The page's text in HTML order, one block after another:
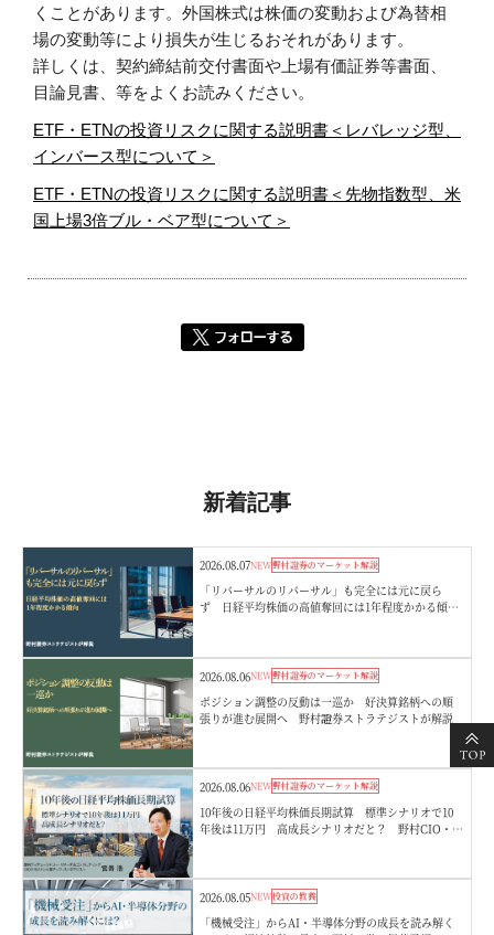
くことがあります。外国株式は株価の変動および為替相
場の変動等により損失が生じるおそれがあります。
詳しくは、契約締結前交付書面や上場有価証券等書面、
目論見書、等をよくお読みください。
ETF・ETNの投資リスクに関する説明書＜レバレッジ型、
インバース型について＞
ETF・ETNの投資リスクに関する説明書＜先物指数型、米
国上場3倍ブル・ベア型について＞
新着記事
2026.08.07NEW野村證券のマーケット解説
「リバーサルのリバーサル」も完全には元に戻ら
ず 日経平均株価の高値奪回には1年程度かかる傾
2026.08.06NEW野村證券のマーケット解説
ポジション調整の反動は一巡か 好決算銘柄への順
張りが進む展開へ 野村證券ストラテジストが解説
2026.08.06NEW野村證券のマーケット解説
10年後の日経平均株価長期試算 標準シナリオで10
年後は11万円 高成長シナリオだと？ 野村CIO・宮
2026.08.05NEW投資の教養
「機械受注」からAI・半導体分野の成長を読み解く